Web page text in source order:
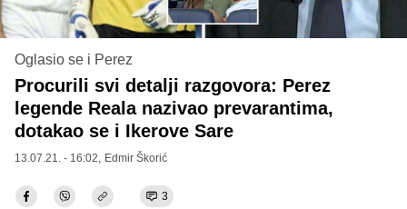
Oglasio se i Perez
Procurili svi detalji razgovora: Perez
legende Reala nazivao prevarantima,
dotakao se i Ikerove Sare
13.07.21. - 16:02, Edmir Škorić
3